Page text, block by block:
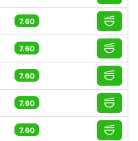
7.60
7.60
7.60
7.60
7.60